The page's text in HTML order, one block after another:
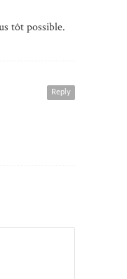
tôt possible.
Reply